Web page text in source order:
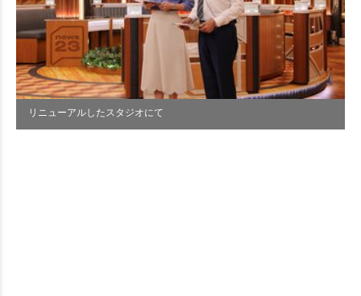
リニューアルしたスタジオにて